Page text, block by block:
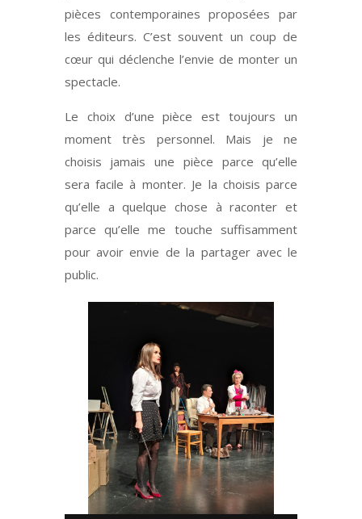
pièces contemporaines proposées par
les éditeurs. C’est souvent un coup de
cœur qui déclenche l’envie de monter un
spectacle.
Le choix d’une pièce est toujours un
moment très personnel. Mais je ne
choisis jamais une pièce parce qu’elle
sera facile à monter. Je la choisis parce
qu’elle a quelque chose à raconter et
parce qu’elle me touche suffisamment
pour avoir envie de la partager avec le
public.